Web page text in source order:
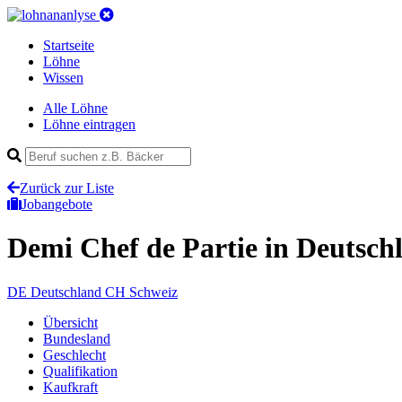
Startseite
Löhne
Wissen
Alle Löhne
Löhne eintragen
Zurück zur Liste
Jobangebote
Demi Chef de Partie in
DE Deutschland CH Schweiz
Übersicht
Bundesland
Geschlecht
Qualifikation
Kaufkraft